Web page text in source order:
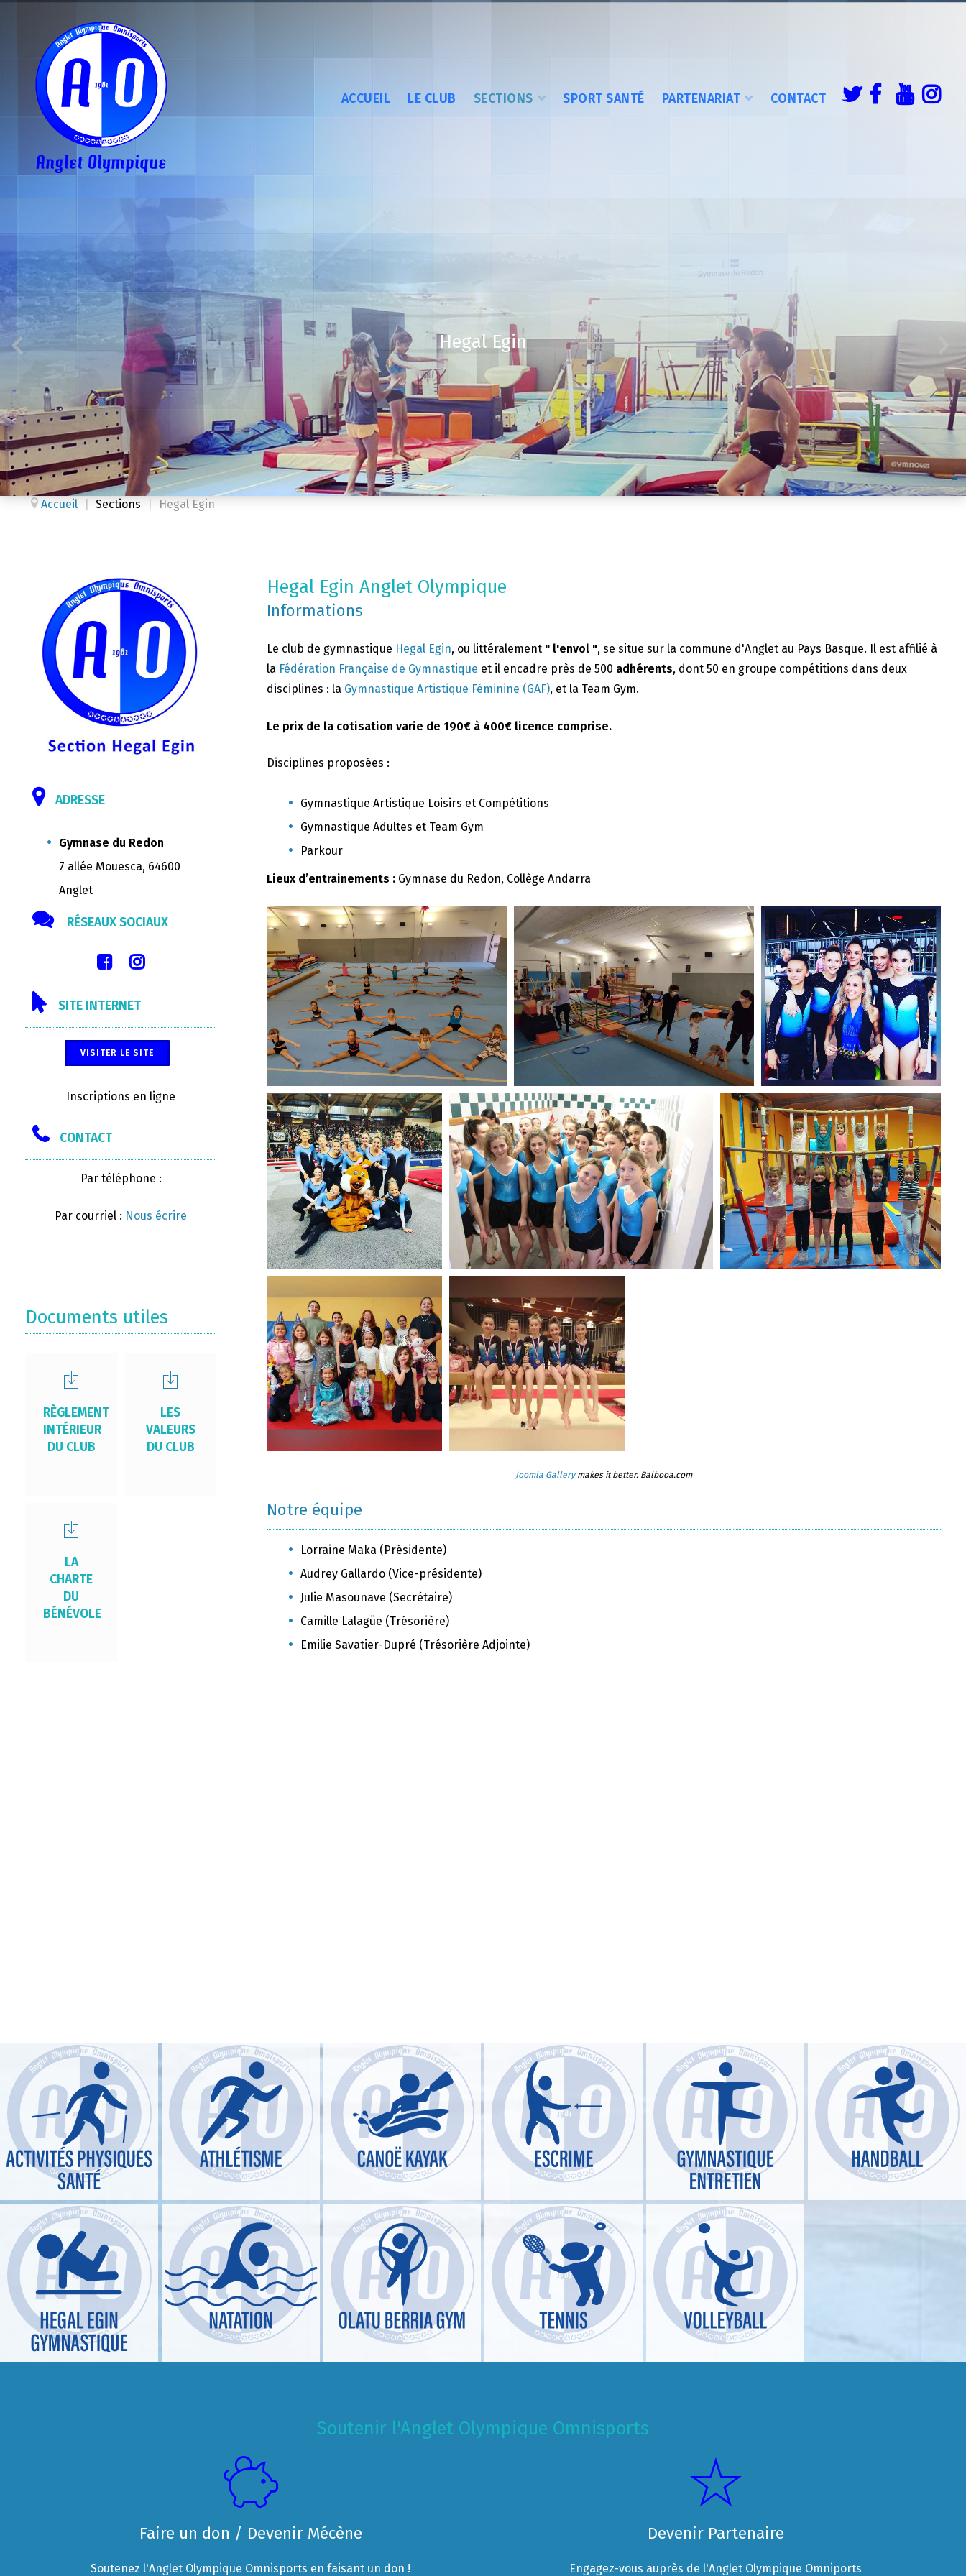
ACCUEIL LE CLUB SECTIONS SPORT SANTÉ PARTENARIAT CONTACT
Hegal Egin
Accueil Sections Hegal Egin
ADRESSE
Gymnase du Redon
7 allée Mouesca, 64600
Anglet
RÉSEAUX SOCIAUX
SITE INTERNET
VISITER LE SITE
Inscriptions en ligne
CONTACT
Par téléphone :
Par courriel : Nous écrire
Documents utiles
RÈGLEMENT
INTÉRIEUR
DU CLUB
LES
VALEURS
DU CLUB
LA
CHARTE
DU
BÉNÉVOLE
Hegal Egin Anglet Olympique
Informations
Le club de gymnastique Hegal Egin, ou littéralement " l'envol ", se situe sur la commune d'Anglet au Pays Basque. Il est affilié à
la Fédération Française de Gymnastique et il encadre près de 500 adhérents, dont 50 en groupe compétitions dans deux
disciplines : la Gymnastique Artistique Féminine (GAF), et la Team Gym.
Le prix de la cotisation varie de 190€ à 400€ licence comprise.
Disciplines proposées :
Gymnastique Artistique Loisirs et Compétitions
Gymnastique Adultes et Team Gym
Parkour
Lieux d’entrainements : Gymnase du Redon, Collège Andarra
Joomla Gallerymakes it better. Balbooa.com
Notre équipe
Lorraine Maka (Présidente)
Audrey Gallardo (Vice-présidente)
Julie Masounave (Secrétaire)
Camille Lalagüe (Trésorière)
Emilie Savatier-Dupré (Trésorière Adjointe)
Soutenir l'Anglet Olympique Omnisports
Faire un don / Devenir Mécène
Soutenez l'Anglet Olympique Omnisports en faisant un don !
Devenir Partenaire
Engagez-vous auprès de l'Anglet Olympique Omniports